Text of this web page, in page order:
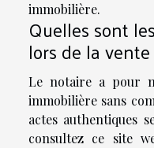
immobilière.
Quelles sont
lors de la
Le notaire a pour
immobilière sans
actes authentiques
consultez ce site